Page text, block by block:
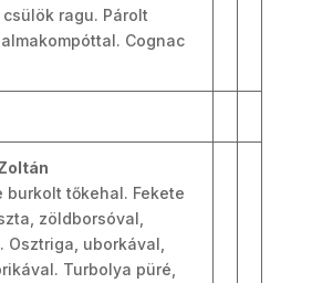
ragu. Párolt
Cognac
burkolt tőkehal. Fekete
zöldborsóval,
Osztriga, uborkával,
Turbolya püré,